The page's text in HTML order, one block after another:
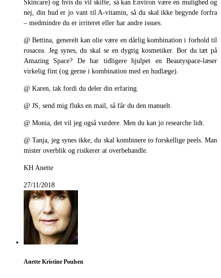
Skincare) og hvis du vil skifte, så kan Environ være en mulighed og
nej, din hud er jo vant til A-vitamin, så du skal ikke begynde forfra
– medmindre du er irriteret eller har andre issues.
@ Bettina, generelt kan olie være en dårlig kombination i forhold til
rosacea. Jeg synes, du skal se en dygtig kosmetiker. Bor du tæt på
Amazing Space? De har tidligere hjulpet en Beautyspace-læser
virkelig fint (og gerne i kombination med en hudlæge).
@ Karen, tak fordi du deler din erfaring.
@ JS, send mig fluks en mail, så får du den manuelt.
@ Monia, det vil jeg også vurdere. Men du kan jo researche lidt.
@ Tanja, jeg synes ikke, du skal kombinere to forskellige peels. Man
mister overblik og risikerer at overbehandle.
KH Anette
27/11/2018
Anette Kristine Poulsen